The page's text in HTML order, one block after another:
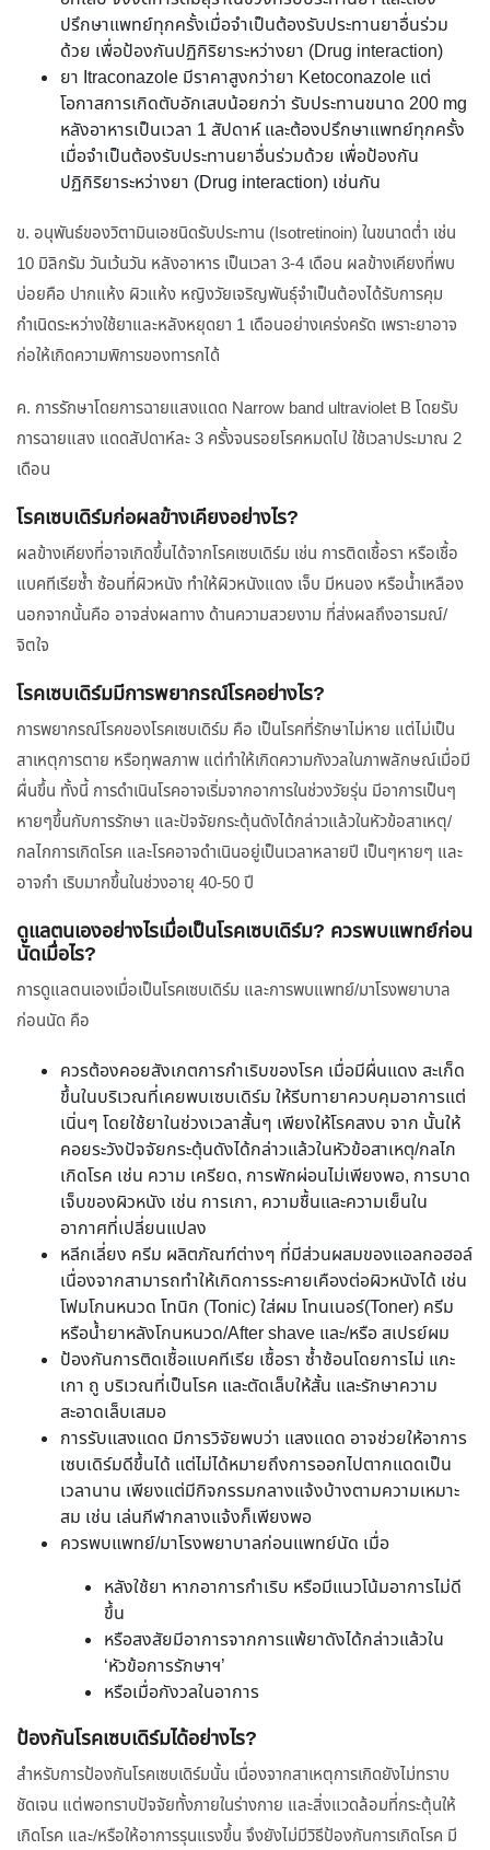
ปรึกษาแพทย์ทุกครั้งเมื่อจำเป็นต้องรับประทานยาอื่นร่วม
ด้วย เพื่อป้องกันปฏิกิริยาระหว่างยา (Drug interaction)
ยา Itraconazole มีราคาสูงกว่ายา Ketoconazole แต่
โอกาสการเกิดตับอักเสบน้อยกว่า รับประทานขนาด 200 mg
หลังอาหารเป็นเวลา 1 สัปดาห์ และต้องปรึกษาแพทย์ทุกครั้ง
เมื่อจำเป็นต้องรับประทานยาอื่นร่วมด้วย เพื่อป้องกัน
ปฏิกิริยาระหว่างยา (Drug interaction) เช่นกัน
ข. อนุพันธ์ของวิตามินเอชนิดรับประทาน (Isotretinoin) ในขนาดต่ำ เช่น
10 มิลิกรัม วันเว้นวัน หลังอาหาร เป็นเวลา 3-4 เดือน ผลข้างเคียงที่พบ
บ่อยคือ ปากแห้ง ผิวแห้ง หญิงวัยเจริญพันธุ์จำเป็นต้องได้รับการคุม
กำเนิดระหว่างใช้ยาและหลังหยุดยา 1 เดือนอย่างเคร่งครัด เพราะยาอาจ
ก่อให้เกิดความพิการของทารกได้
ค. การรักษาโดยการฉายแสงแดด Narrow band ultraviolet B โดยรับ
การฉายแสง แดดสัปดาห์ละ 3 ครั้งจนรอยโรคหมดไป ใช้เวลาประมาณ 2
เดือน
โรคเซบเดิร์มก่อผลข้างเคียงอย่างไร?
ผลข้างเคียงที่อาจเกิดขึ้นได้จากโรคเซบเดิร์ม เช่น การติดเชื้อรา หรือเชื้อ
แบคทีเรียซ้ำ ซ้อนที่ผิวหนัง ทำให้ผิวหนังแดง เจ็บ มีหนอง หรือน้ำเหลือง
นอกจากนั้นคือ อาจส่งผลทาง ด้านความสวยงาม ที่ส่งผลถึงอารมณ์/
จิตใจ
โรคเซบเดิร์มมีการพยากรณ์โรคอย่างไร?
การพยากรณ์โรคของโรคเซบเดิร์ม คือ เป็นโรคที่รักษาไม่หาย แต่ไม่เป็น
สาเหตุการตาย หรือทุพลภาพ แต่ทำให้เกิดความกังวลในภาพลักษณ์เมื่อมี
ผื่นขึ้น ทั้งนี้ การดำเนินโรคอาจเริ่มจากอาการในช่วงวัยรุ่น มีอาการเป็นๆ
หายๆขึ้นกับการรักษา และปัจจัยกระตุ้นดังได้กล่าวแล้วในหัวข้อสาเหตุ/
กลไกการเกิดโรค และโรคอาจดำเนินอยู่เป็นเวลาหลายปี เป็นๆหายๆ และ
อาจกำ เริบมากขึ้นในช่วงอายุ 40-50 ปี
ดูแลตนเองอย่างไรเมื่อเป็นโรคเซบเดิร์ม? ควรพบแพทย์ก่อน
นัดเมื่อไร?
การดูแลตนเองเมื่อเป็นโรคเซบเดิร์ม และการพบแพทย์/มาโรงพยาบาล
ก่อนนัด คือ
ควรต้องคอยสังเกตการกำเริบของโรค เมื่อมีผื่นแดง สะเก็ด
ขึ้นในบริเวณที่เคยพบเซบเดิร์ม ให้รีบทายาควบคุมอาการแต่
เนิ่นๆ โดยใช้ยาในช่วงเวลาสั้นๆ เพียงให้โรคสงบ จาก นั้นให้
คอยระวังปัจจัยกระตุ้นดังได้กล่าวแล้วในหัวข้อสาเหตุ/กลไก
เกิดโรค เช่น ความ เครียด, การพักผ่อนไม่เพียงพอ, การบาด
เจ็บของผิวหนัง เช่น การเกา, ความชื้นและความเย็นใน
อากาศที่เปลี่ยนแปลง
หลีกเลี่ยง ครีม ผลิตภัณฑ์ต่างๆ ที่มีส่วนผสมของแอลกอฮอล์
เนื่องจากสามารถทำให้เกิดการระคายเคืองต่อผิวหนังได้ เช่น
โฟมโกนหนวด โทนิก (Tonic) ใส่ผม โทนเนอร์(Toner) ครีม
หรือน้ำยาหลังโกนหนวด/After shave และ/หรือ สเปรย์ผม
ป้องกันการติดเชื้อแบคทีเรีย เชื้อรา ซ้ำซ้อนโดยการไม่ แกะ
เกา ถู บริเวณที่เป็นโรค และตัดเล็บให้สั้น และรักษาความ
สะอาดเล็บเสมอ
การรับแสงแดด มีการวิจัยพบว่า แสงแดด อาจช่วยให้อาการ
เซบเดิร์มดีขึ้นได้ แต่ไม่ได้หมายถึงการออกไปตากแดดเป็น
เวลานาน เพียงแต่มีกิจกรรมกลางแจ้งบ้างตามความเหมาะ
สม เช่น เล่นกีฬากลางแจ้งก็เพียงพอ
ควรพบแพทย์/มาโรงพยาบาลก่อนแพทย์นัด เมื่อ
หลังใช้ยา หากอาการกำเริบ หรือมีแนวโน้มอาการไม่ดี
ขึ้น
หรือสงสัยมีอาการจากการแพ้ยาดังได้กล่าวแล้วใน
‘หัวข้อการรักษาฯ’
หรือเมื่อกังวลในอาการ
ป้องกันโรคเซบเดิร์มได้อย่างไร?
สำหรับการป้องกันโรคเซบเดิร์มนั้น เนื่องจากสาเหตุการเกิดยังไม่ทราบ
ชัดเจน แต่พอทราบปัจจัยทั้งภายในร่างกาย และสิ่งแวดล้อมที่กระตุ้นให้
เกิดโรค และ/หรือให้อาการรุนแรงขึ้น จึงยังไม่มีวิธีป้องกันการเกิดโรค มี